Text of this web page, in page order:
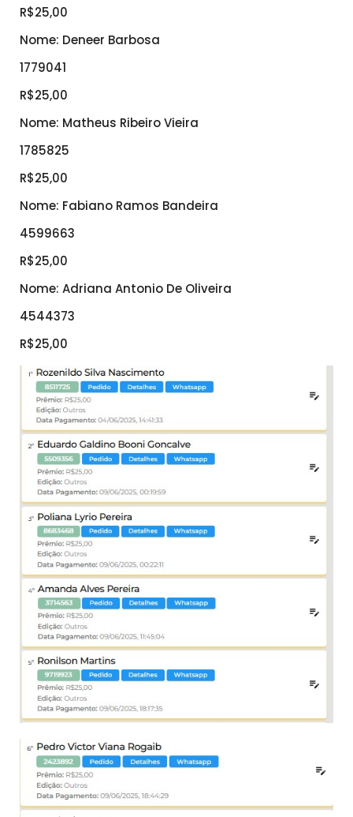
R$25,00
Nome: Deneer Barbosa
1779041
R$25,00
Nome: Matheus Ribeiro Vieira
1785825
R$25,00
Nome: Fabiano Ramos Bandeira
4599663
R$25,00
Nome: Adriana Antonio De Oliveira
4544373
R$25,00